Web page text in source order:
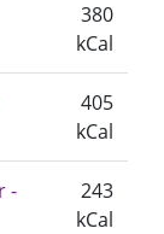
380
kCal
405
kCal
-
243
kCal